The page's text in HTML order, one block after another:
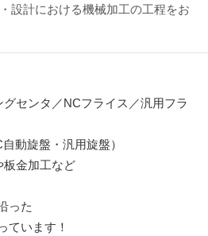
設計における機械加工の工程をお
センタ／NCフライス／汎用フラ
動旋盤・汎用旋盤）
板金加工など
った
ています！